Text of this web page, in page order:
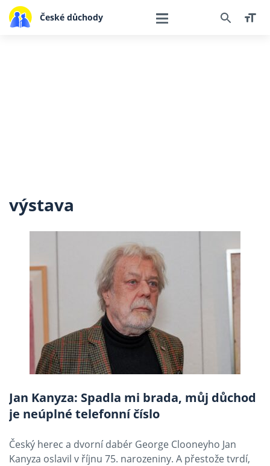
České důchody
výstava
Jan Kanyza: Spadla mi brada, můj důchod
je neúplné telefonní číslo
Český herec a dvorní dabér George Clooneyho Jan
Kanyza oslavil v říjnu 75. narozeniny. A přestože tvrdí,